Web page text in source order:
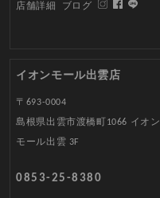
店舗詳細 ブログ
イオンモール出雲店
〒693-0004
島根県出雲市渡橋町1066 イオン
モール出雲 3F
0853-25-8380